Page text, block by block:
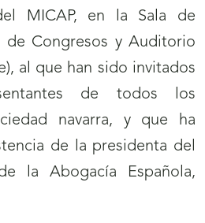
MICAP, en la Sala de
de Congresos y Auditorio
al que han sido invitados
de todos los
navarra, y que ha
de la presidenta del
la Abogacía Española,